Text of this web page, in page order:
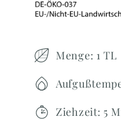
Menge: 1 TL
Ziehzeit: 5